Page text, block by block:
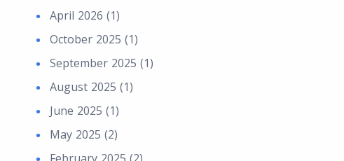
April 2026 (1)
October 2025 (1)
September 2025 (1)
August 2025 (1)
June 2025 (1)
May 2025 (2)